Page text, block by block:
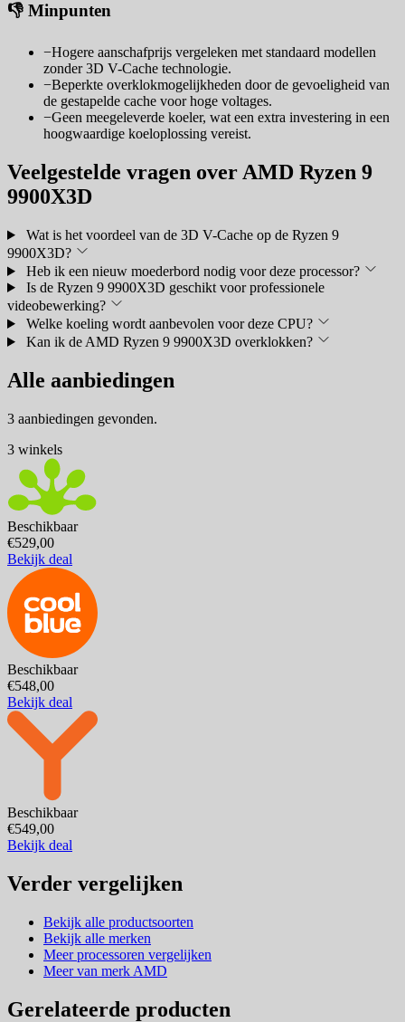
👎 Minpunten
−Hogere aanschafprijs vergeleken met standaard modellen
zonder 3D V-Cache technologie.
−Beperkte overklokmogelijkheden door de gevoeligheid van
de gestapelde cache voor hoge voltages.
−Geen meegeleverde koeler, wat een extra investering in een
hoogwaardige koeloplossing vereist.
Veelgestelde vragen over AMD Ryzen 9
9900X3D
Wat is het voordeel van de 3D V-Cache op de Ryzen 9
9900X3D?
Heb ik een nieuw moederbord nodig voor deze processor?
Is de Ryzen 9 9900X3D geschikt voor professionele
videobewerking?
Welke koeling wordt aanbevolen voor deze CPU?
Kan ik de AMD Ryzen 9 9900X3D overklokken?
Alle aanbiedingen
3 aanbiedingen gevonden.
3 winkels
Beschikbaar
€529,00
Bekijk deal
Beschikbaar
€548,00
Bekijk deal
Beschikbaar
€549,00
Bekijk deal
Verder vergelijken
Bekijk alle productsoorten
Bekijk alle merken
Meer processoren vergelijken
Meer van merk AMD
Gerelateerde producten